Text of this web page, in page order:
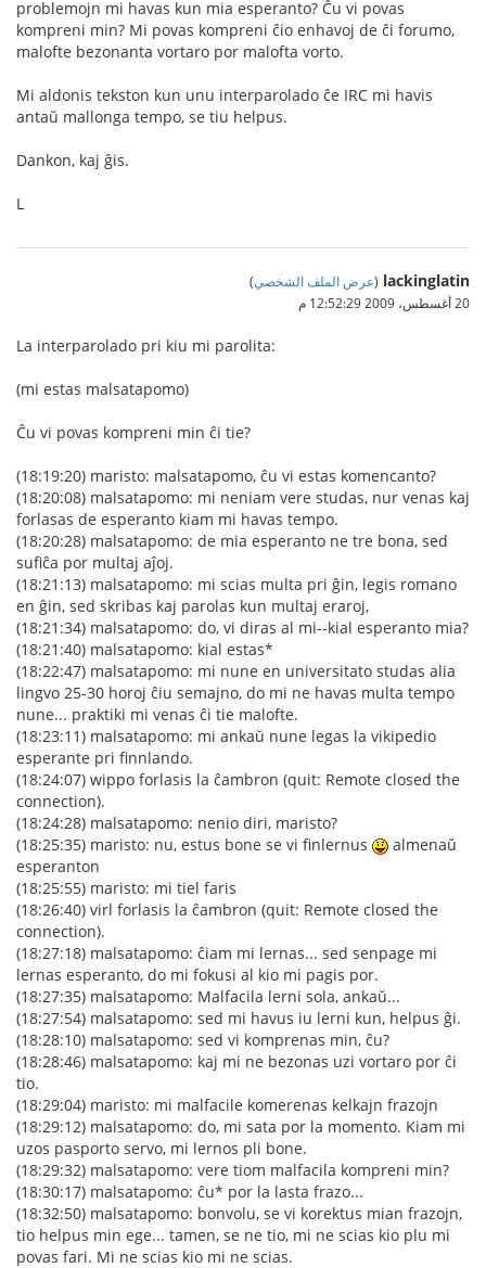
problemojn mi havas kun mia esperanto? Ĉu vi povas
kompreni min? Mi povas kompreni ĉio enhavoj de ĉi forumo,
malofte bezonanta vortaro por malofta vorto.
Mi aldonis tekston kun unu interparolado ĉe IRC mi havis
antaŭ mallonga tempo, se tiu helpus.
Dankon, kaj ĝis.
L
lackinglatin
(عرض الملف الشخصي)
20 أغسطس، 2009 12:52:29 م
La interparolado pri kiu mi parolita:
(mi estas malsatapomo)
Ĉu vi povas kompreni min ĉi tie?
(18:19:20) maristo: malsatapomo, ĉu vi estas komencanto?
(18:20:08) malsatapomo: mi neniam vere studas, nur venas kaj
forlasas de esperanto kiam mi havas tempo.
(18:20:28) malsatapomo: de mia esperanto ne tre bona, sed
sufiĉa por multaj aĵoj.
(18:21:13) malsatapomo: mi scias multa pri ĝin, legis romano
en ĝin, sed skribas kaj parolas kun multaj eraroj,
(18:21:34) malsatapomo: do, vi diras al mi--kial esperanto mia?
(18:21:40) malsatapomo: kial estas*
(18:22:47) malsatapomo: mi nune en universitato studas alia
lingvo 25-30 horoj ĉiu semajno, do mi ne havas multa tempo
nune... praktiki mi venas ĉi tie malofte.
(18:23:11) malsatapomo: mi ankaŭ nune legas la vikipedio
esperante pri finnlando.
(18:24:07) wippo forlasis la ĉambron (quit: Remote closed the
connection).
(18:24:28) malsatapomo: nenio diri, maristo?
(18:25:35) maristo: nu, estus bone se vi finlernus
almenaŭ
esperanton
(18:25:55) maristo: mi tiel faris
(18:26:40) virl forlasis la ĉambron (quit: Remote closed the
connection).
(18:27:18) malsatapomo: ĉiam mi lernas... sed senpage mi
lernas esperanto, do mi fokusi al kio mi pagis por.
(18:27:35) malsatapomo: Malfacila lerni sola, ankaŭ...
(18:27:54) malsatapomo: sed mi havus iu lerni kun, helpus ĝi.
(18:28:10) malsatapomo: sed vi komprenas min, ĉu?
(18:28:46) malsatapomo: kaj mi ne bezonas uzi vortaro por ĉi
tio.
(18:29:04) maristo: mi malfacile komerenas kelkajn frazojn
(18:29:12) malsatapomo: do, mi sata por la momento. Kiam mi
uzos pasporto servo, mi lernos pli bone.
(18:29:32) malsatapomo: vere tiom malfacila kompreni min?
(18:30:17) malsatapomo: ĉu* por la lasta frazo...
(18:32:50) malsatapomo: bonvolu, se vi korektus mian frazojn,
tio helpus min ege... tamen, se ne tio, mi ne scias kio plu mi
povas fari. Mi ne scias kio mi ne scias.